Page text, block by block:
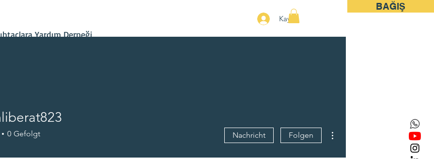
BAĞIŞ
Kayıt
Yardım Derneği
0 Gefolgt Nachricht Folgen